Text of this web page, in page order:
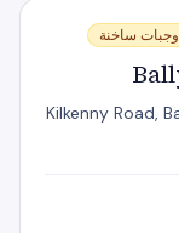
وجبات ساخنة
Kilkenny Road,